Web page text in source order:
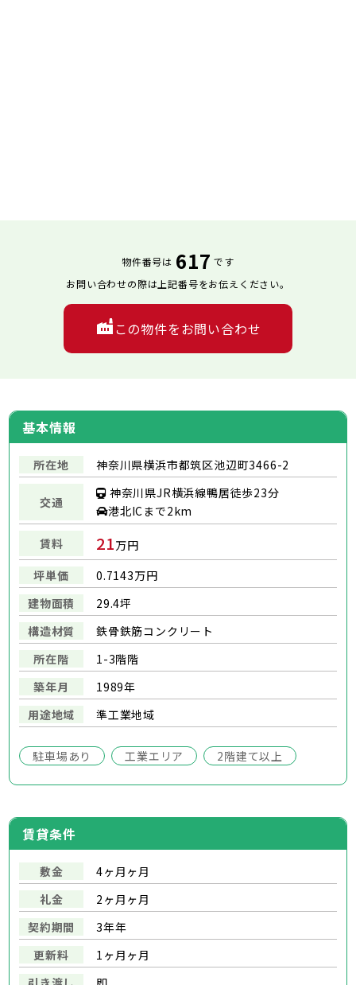
基本情報
所在地 神奈川県横浜市都筑区池辺町3466-2
交通
神奈川県JR横浜線鴨居徒歩23分
港北ICまで2km
賃料 21万円
坪単価
0.7143万円
建物面積
29.4坪
構造材質
鉄骨鉄筋コンクリート
所在階
1-3階階
築年月
1989年
用途地域
準工業地域
駐車場あり 工業エリア 2階建て以上
物件番号は 617 です
お問い合わせの際は上記番号をお伝えください。
この物件をお問い合わせ
賃貸条件
敷金
4ヶ月ヶ月
礼金
2ヶ月ヶ月
契約期間
3年年
更新料
1ヶ月ヶ月